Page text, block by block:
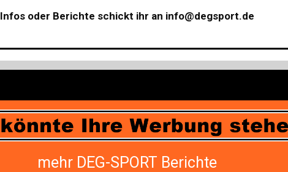
Infos oder Berichte schickt ihr an info@degsport.de
mehr DEG-SPORT Berichte